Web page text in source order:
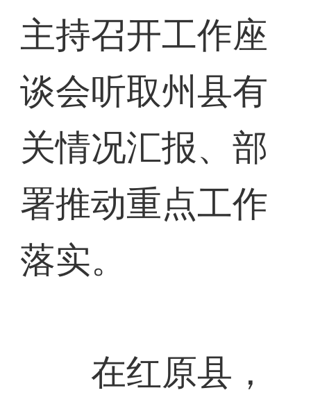
主持召开工作座
谈会听取州县有
关情况汇报、部
署推动重点工作
落实。
在红原县，